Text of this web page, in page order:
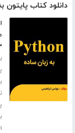
دانلود کتاب پایتون